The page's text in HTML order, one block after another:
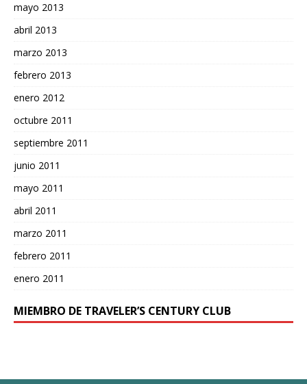
mayo 2013
abril 2013
marzo 2013
febrero 2013
enero 2012
octubre 2011
septiembre 2011
junio 2011
mayo 2011
abril 2011
marzo 2011
febrero 2011
enero 2011
MIEMBRO DE TRAVELER’S CENTURY CLUB